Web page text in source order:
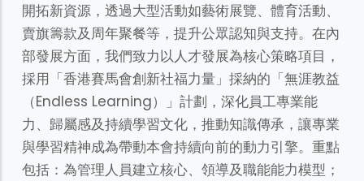
開拓新資源，透過大型活動如藝術展覽、體育活動、
賣旗籌款及周年聚餐等，提升公眾認知與支持。在內
部發展方面，我們致力以人才發展為核心策略項目，
採用「香港賽馬會創新社福力量」採納的「無涯教益
（Endless Learning）」計劃，深化員工專業能
力、歸屬感及持續學習文化，推動知識傳承，讓專業
與學習精神成為帶動本會持續向前的動力引擎。重點
包括：為管理人員建立核心、領導及職能能力模型；